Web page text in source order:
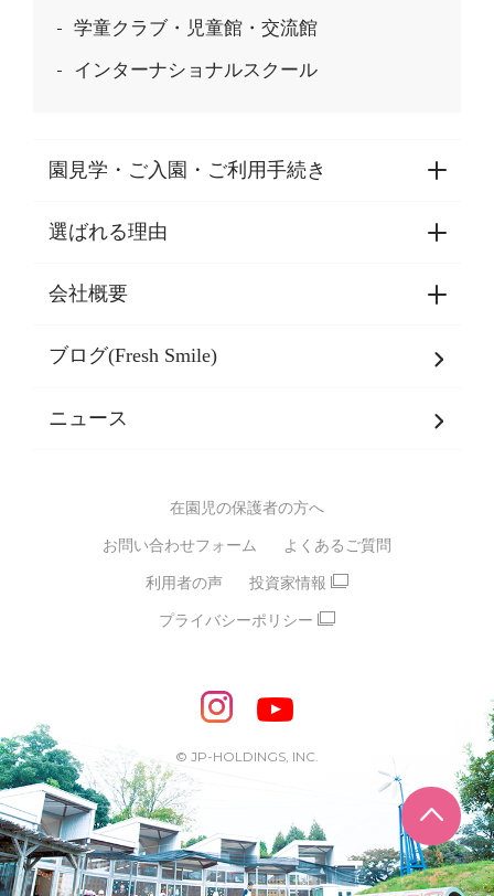
ページ
学童クラブ・児童館・交流館
インターナショナルスクール
園見学・ご入園・ご利用手続き
園見学・ご入園・ご利用手続き
東京都認証保育所空き状況
選ばれる理由
選ばれる理由一覧
乳児期・幼児期・
バイリンガル保育園
スポーツ保育園
モンテッソーリ式保育園
STEAMS保育・学童
えいご
めざせ！バイリンガル！
めざせ！アスリート教室
ピアノ教室♪ ドレミっこ
めざせ!HIPHOPダンサー!
輝け！チアリーダー
会社概要
会社概要
SDGsについて
ブログ(Fresh Smile)
ニュース
在園児の保護者の方へ
お問い合わせフォーム よくあるご質問
利用者の声 投資家情報
プライバシーポリシー
© JP-HOLDINGS, INC.